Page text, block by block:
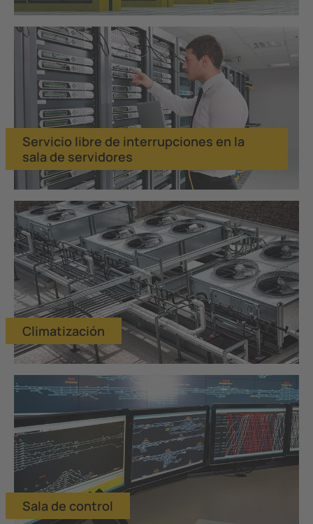
Servicio libre de interrupciones en la
sala de servidores
Climatización
Sala de control